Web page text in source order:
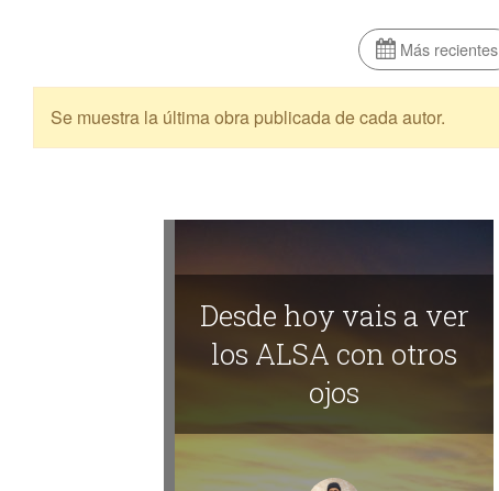
Más recientes
Se muestra la última obra publicada de cada autor.
Desde hoy vais a ver
los ALSA con otros
ojos